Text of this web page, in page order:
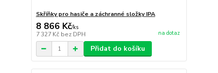
Skříňky pro hasiče a záchranné složky IPA
8 866 Kč/ks
7 327 Kč bez DPH na dotaz
Přidat do košíku